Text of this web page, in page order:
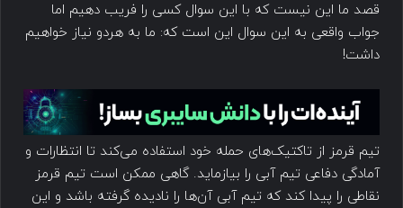
قصد ما این نیست که با این سوال کسی را فریب دهیم اما
جواب واقعی به این سوال این است که: ما به هردو نیاز خواهیم
داشت!
تیم قرمز از تاکتیک‌های حمله خود استفاده می‌کند تا انتظارات و
آمادگی دفاعی تیم آبی را بیازماید. گاهی ممکن است تیم قرمز
نقاطی را پیدا کند که تیم آبی آن‌ها را نادیده گرفته باشد و این